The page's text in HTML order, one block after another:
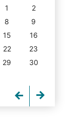
1
2
8
9
15
16
22
23
29
30